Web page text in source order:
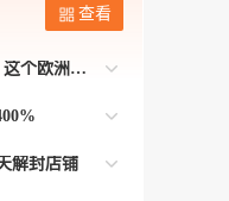
查看
从试水到月售超20万欧，这个欧洲本土平台被低估了
过ESG跨境客
解封店铺